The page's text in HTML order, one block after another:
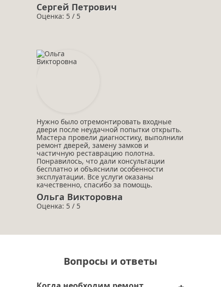
Сергей Петрович
Оценка: 5 / 5
Нужно было отремонтировать входные
двери после неудачной попытки открыть.
Мастера провели диагностику, выполнили
ремонт дверей, замену замков и
частичную реставрацию полотна.
Понравилось, что дали консультации
бесплатно и объяснили особенности
эксплуатации. Все услуги оказаны
качественно, спасибо за помощь.
Ольга Викторовна
Оценка: 5 / 5
Вопросы и ответы